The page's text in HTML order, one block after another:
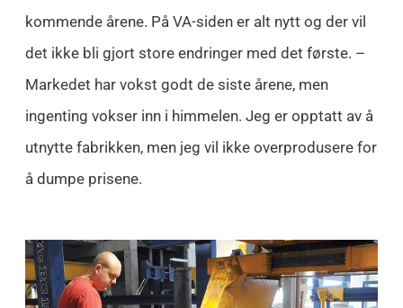
kommende årene. På VA-siden er alt nytt og der vil
det ikke bli gjort store endringer med det første. –
Markedet har vokst godt de siste årene, men
ingenting vokser inn i himmelen. Jeg er opptatt av å
utnytte fabrikken, men jeg vil ikke overprodusere for
å dumpe prisene.